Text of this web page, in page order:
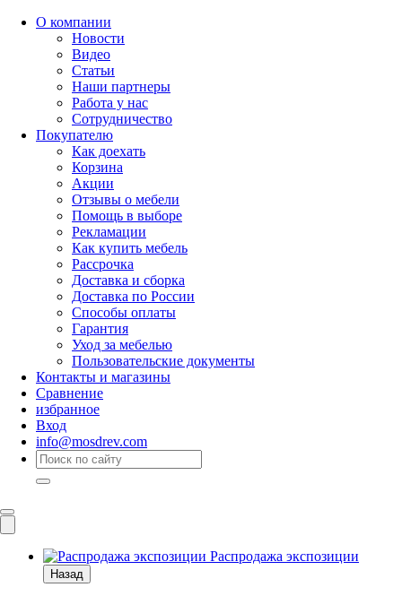
О компании
Новости
Видео
Статьи
Наши партнеры
Работа у нас
Сотрудничество
Покупателю
Как доехать
Корзина
Акции
Отзывы о мебели
Помощь в выборе
Рекламации
Как купить мебель
Рассрочка
Доставка и сборка
Доставка по России
Способы оплаты
Гарантия
Уход за мебелью
Пользовательские документы
Контакты и магазины
Сравнение
избранное
Вход
info@mosdrev.com
Распродажа экспозиции
Назад